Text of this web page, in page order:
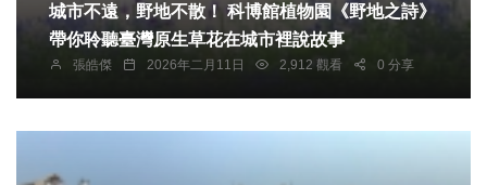
城市不遠，野地不散！ 科博館植物園《野地之詩》
帶你聆聽臺灣原生草花在城市裡說故事
張皓傑 2026年二月11日 2,912 觀看 0 分享